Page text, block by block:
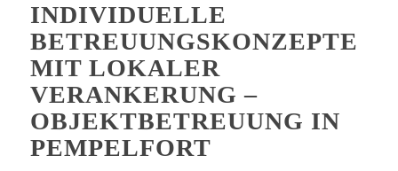
INDIVIDUELLE
BETREUUNGSKONZEPTE
MIT LOKALER
VERANKERUNG –
OBJEKTBETREUUNG IN
PEMPELFORT